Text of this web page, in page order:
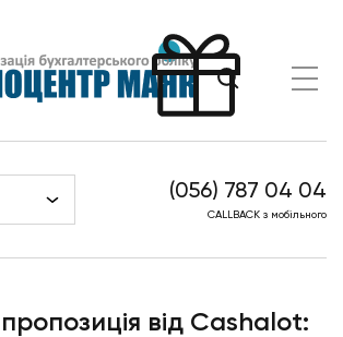
(056) 787 04 04
CALLBACK з мобільного
від Cashalot: безоплатно ПРРО
від Cashalot: